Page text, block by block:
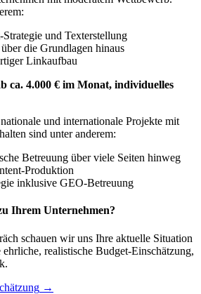
und Texterstellung
die Grundlagen hinaus
Linkaufbau
ca. 4.000 € im Monat, individuelles
und internationale Projekte mit
sind unter anderem:
Betreuung über viele Seiten hinweg
Produktion
inklusive GEO-Betreuung
Ihrem Unternehmen?
schauen wir uns Ihre aktuelle Situation
realistische Budget-Einschätzung,
→